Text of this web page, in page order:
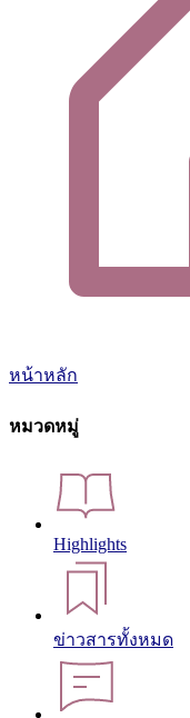
หน้าหลัก
หมวดหมู่
Highlights
ข่าวสารทั้งหมด